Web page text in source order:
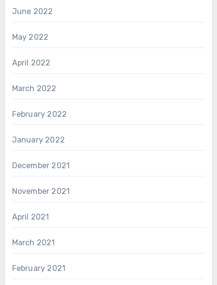
June 2022
May 2022
April 2022
March 2022
February 2022
January 2022
December 2021
November 2021
April 2021
March 2021
February 2021